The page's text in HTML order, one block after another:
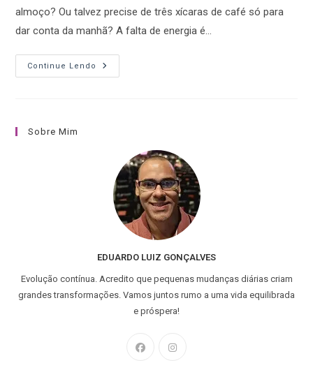
almoço? Ou talvez precise de três xícaras de café só para
dar conta da manhã? A falta de energia é…
Continue Lendo
Sobre Mim
EDUARDO LUIZ GONÇALVES
Evolução contínua. Acredito que pequenas mudanças diárias criam
grandes transformações. Vamos juntos rumo a uma vida equilibrada
e próspera!